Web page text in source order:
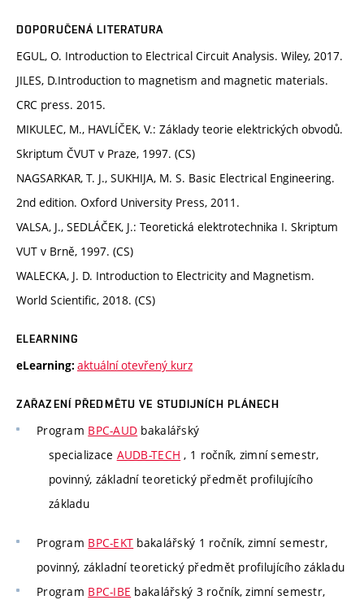
DOPORUČENÁ LITERATURA
EGUL, O. Introduction to Electrical Circuit Analysis. Wiley, 2017.
JILES, D.Introduction to magnetism and magnetic materials.
CRC press. 2015.
MIKULEC, M., HAVLÍČEK, V.: Základy teorie elektrických obvodů.
Skriptum ČVUT v Praze, 1997. (CS)
NAGSARKAR, T. J., SUKHIJA, M. S. Basic Electrical Engineering.
2nd edition. Oxford University Press, 2011.
VALSA, J., SEDLÁČEK, J.: Teoretická elektrotechnika I. Skriptum
VUT v Brně, 1997. (CS)
WALECKA, J. D. Introduction to Electricity and Magnetism.
World Scientific, 2018. (CS)
ELEARNING
eLearning: aktuální otevřený kurz
ZAŘAZENÍ PŘEDMĚTU VE STUDIJNÍCH PLÁNECH
Program BPC-AUD bakalářský
specializace AUDB-TECH , 1 ročník, zimní semestr,
povinný, základní teoretický předmět profilujícího
základu
Program BPC-EKT bakalářský 1 ročník, zimní semestr,
povinný, základní teoretický předmět profilujícího základu
Program BPC-IBE bakalářský 3 ročník, zimní semestr,